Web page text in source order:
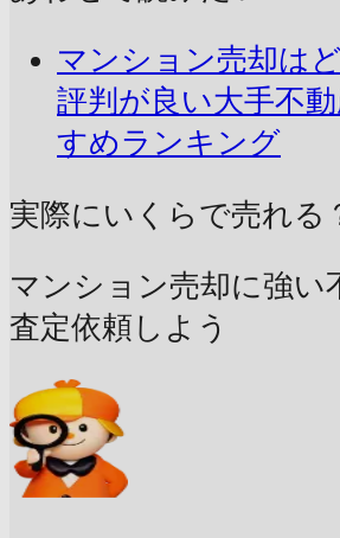
マンション売却は
評判が良い大手不
すめランキング
実際にいくらで売れる
マンション売却に強い
査定依頼しよう